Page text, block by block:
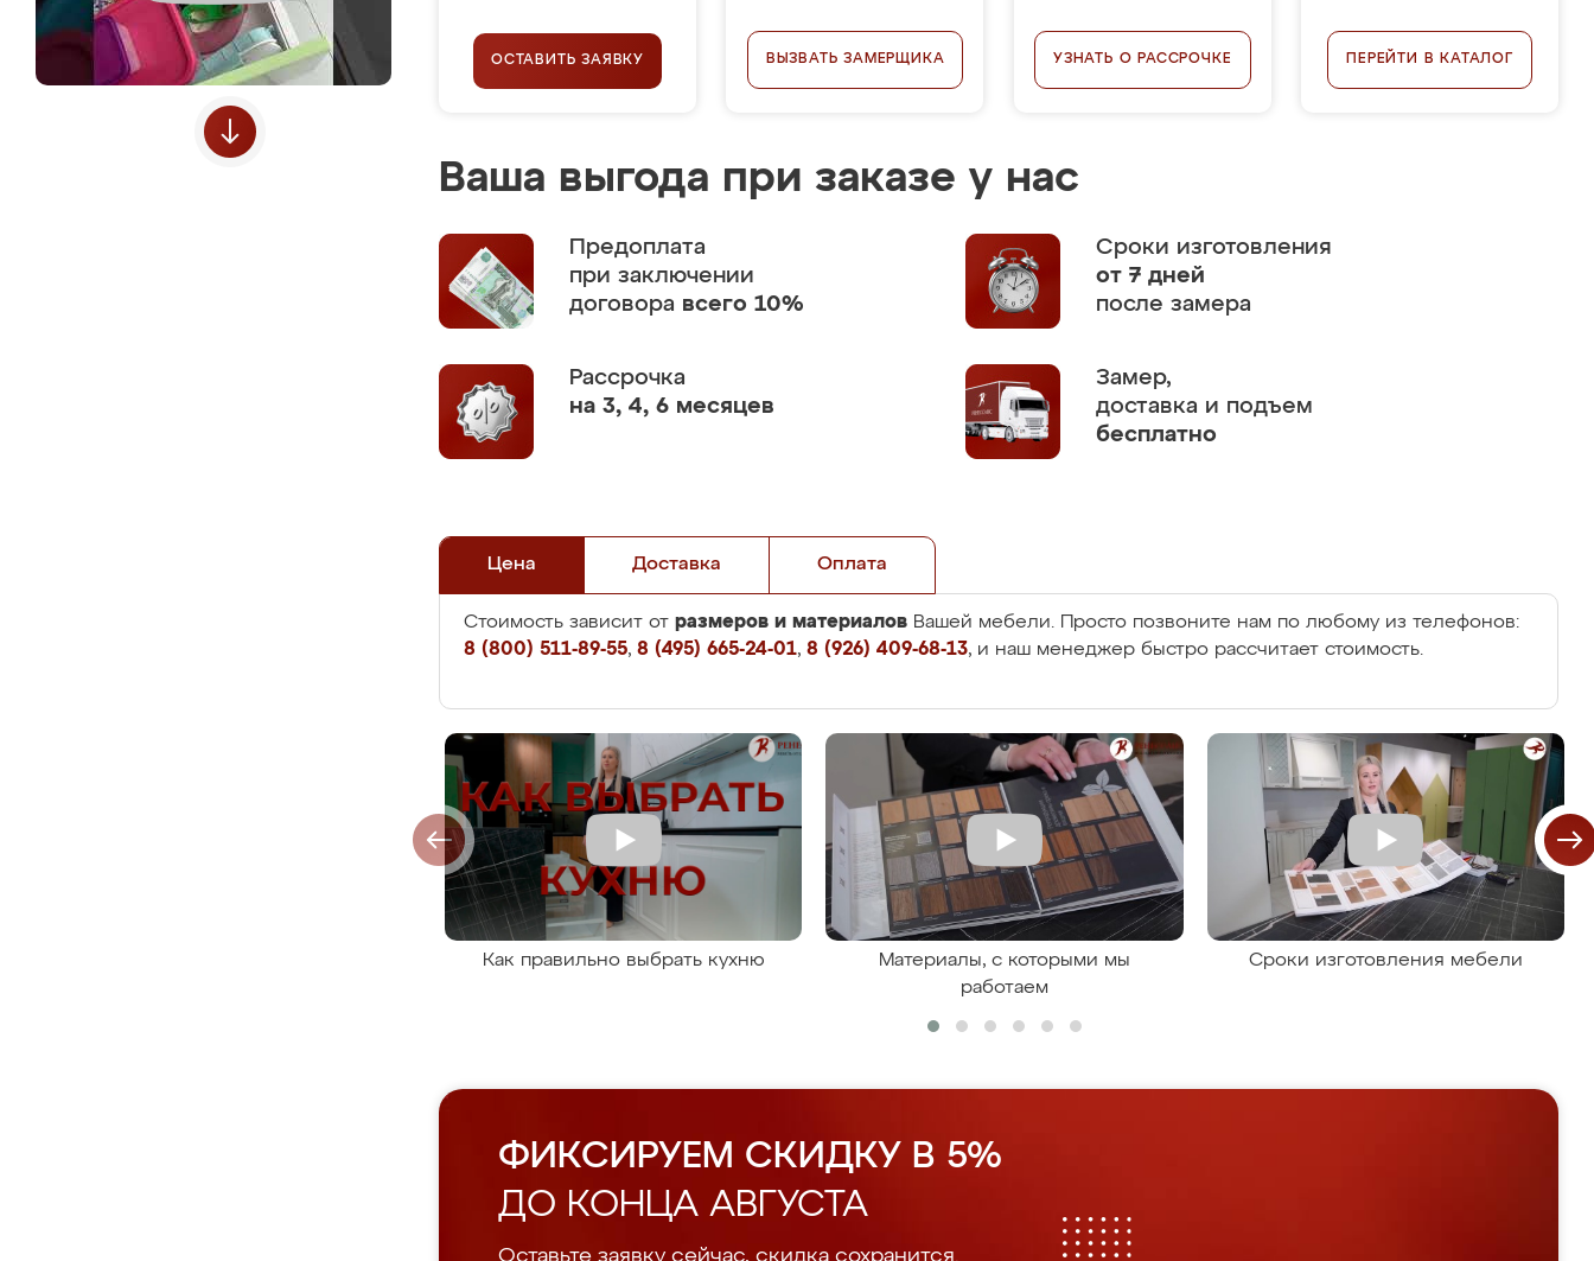
ОСТАВИТЬ ЗАЯВКУ ВЫЗВАТЬ ЗАМЕРЩИКА УЗНАТЬ О РАССРОЧКЕ ПЕРЕЙТИ В КАТАЛОГ
Ваша выгода при заказе у нас
Предоплата
при заключении
договора всего 10%
Сроки изготовления
от 7 дней
после замера
Рассрочка
на 3, 4, 6 месяцев
Замер,
доставка и подъем
бесплатно
Цена Доставка Оплата
Стоимость зависит от размеров и материалов Вашей мебели. Просто позвоните нам по любому из телефонов:
8 (800) 511-89-55, 8 (495) 665-24-01, 8 (926) 409-68-13, и наш менеджер быстро рассчитает стоимость.
Как правильно выбрать кухню
Материалы, с которыми мы
работаем
Сроки изготовления мебели
ФИКСИРУЕМ СКИДКУ В 5%
ДО КОНЦА АВГУСТА
Оставьте заявку сейчас, скидка сохранится.